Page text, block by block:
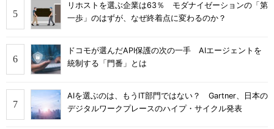
リホストを選ぶ企業は63％ モダナイゼーションの「第
一歩」のはずが、なぜ終着点に変わるのか？
ドコモが選んだAPI保護の次の一手 AIエージェントを
統制する「門番」とは
AIを選ぶのは、もうIT部門ではない？ Gartner、日本の
デジタルワークプレースのハイプ・サイクル発表